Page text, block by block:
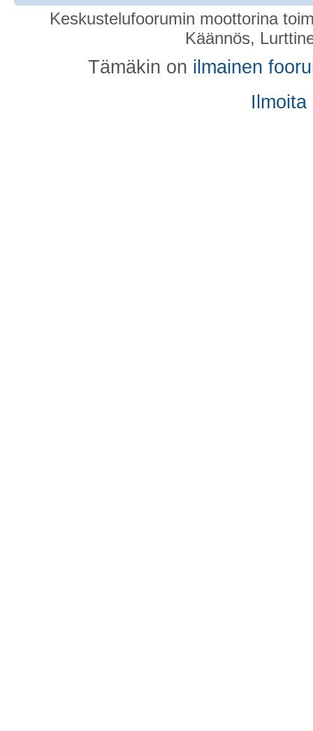
Keskustelufoorumin moottorina
Käännös,
Tämäkin on ilmainen